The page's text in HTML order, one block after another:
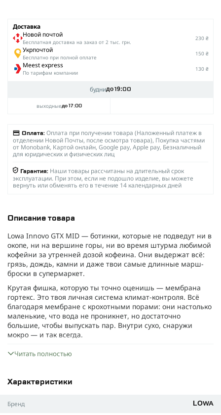
Доставка
Новой почтой
Беcплатная доставка на заказ от 2 тыс. грн.
230 ₴
Укрпочтой
Бесплатно при полной оплате
150 ₴
Meest express
По тарифам компании
130 ₴
буднидо 19:00
выходныедо 17:00
Оплата: Оплата при получении товара (Наложенный платеж в
отделении Новой Почты, после осмотра товара), Покупка частями
от Monobank, Картой онлайн, Google pay, Apple pay, Безналичный
для юридических и физических лиц
Гарантия: Наши товары рассчитаны на длительный срок
эксплуатации. При этом, если не подошло изделие, вы можете
вернуть или обменять его в течение 14 календарных дней
Описание товара
Lowa Innovo GTX MID — ботинки, которые не подведут ни в
окопе, ни на вершине горы, ни во время штурма любимой
кофейни за утренней дозой кофеина. Они выдержат всё:
грязь, дождь, камни и даже твои самые длинные марш-
броски в супермаркет.
Крутая фишка, которую ты точно оценишь — мембрана
гортекс. Это твоя личная система климат-контроля. Всё
благодаря мембране с крохотными порами: они настолько
маленькие, что вода не проникнет, но достаточно
большие, чтобы выпускать пар. Внутри сухо, снаружи
мокро — и так всегда.
Конструкция трёхслойная: снаружи текстиль, магическая
мембрана посередине и комфортная подкладка внутри.
влага испаряется через мембрану. А дождь и снег, сколько
бы они не старались, остаются снаружи.
Здесь всё серьёзно
Читать полностью
Характеристики
Бренд LOWA